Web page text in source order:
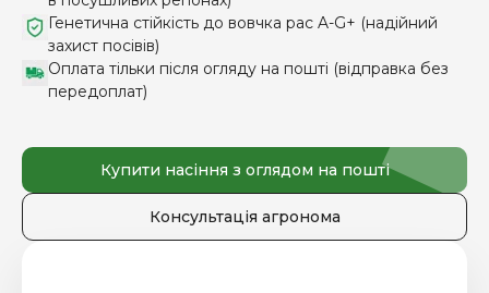
Генетична стійкість до вовчка рас A-G+ (надійний
захист посівів)
Оплата тільки після огляду на пошті (відправка без
передоплат)
Купити насіння з оглядом на пошті
Консультація агронома